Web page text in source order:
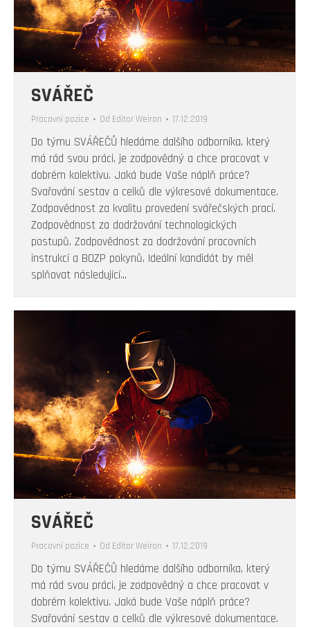
SVÁŘEČ
Pracovní pozice Od Editor Weiron 17.12.2019
Do týmu SVÁŘEČŮ hledáme dalšího odborníka, který
má rád svou práci, je zodpovědný a chce pracovat v
dobrém kolektivu. Jaká bude Vaše náplň práce?
Svařování sestav a celků dle výkresové dokumentace.
Zodpovědnost za kvalitu provedení svářečských prací.
Zodpovědnost za dodržování technologických
postupů. Zodpovědnost za dodržování pracovních
instrukcí a BOZP pokynů. Ideální kandidát by měl
splňovat následující…
SVÁŘEČ
Pracovní pozice Od Editor Weiron 17.12.2019
Do týmu SVÁŘEČŮ hledáme dalšího odborníka, který
má rád svou práci, je zodpovědný a chce pracovat v
dobrém kolektivu. Jaká bude Vaše náplň práce?
Svařování sestav a celků dle výkresové dokumentace.